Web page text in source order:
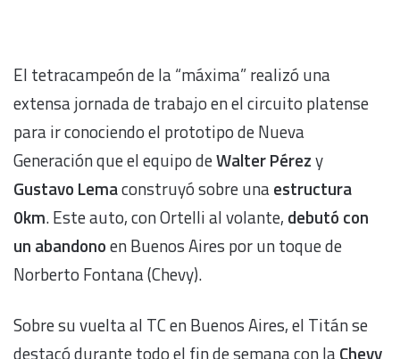
El tetracampeón de la “máxima” realizó una
extensa jornada de trabajo en el circuito platense
para ir conociendo el prototipo de Nueva
Generación que el equipo deWalter Pérezy
Gustavo Lemaconstruyó sobre unaestructura
0km. Este auto, con Ortelli al volante, debutó con
un abandonoen Buenos Aires por un toque de
Norberto Fontana (Chevy).
Sobre su vuelta al TC en Buenos Aires, el Titán se
destacó durante todo el fin de semana con laChevy